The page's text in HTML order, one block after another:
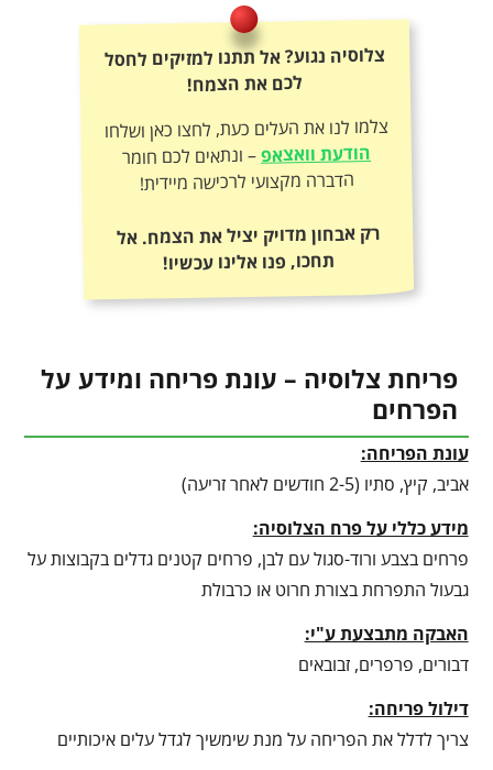
צלוסיה נגוע? אל תתנו למזיקים לחסל
לכם את הצמח!
צלמו לנו את העלים כעת, לחצו כאן ושלחו
הודעת וואצאפ– ונתאים לכם חומר
הדברה מקצועי לרכישה מיידית!
רק אבחון מדויק יציל את הצמח. אל
תחכו, פנו אלינו עכשיו!
פריחת צלוסיה – עונת פריחה ומידע על
הפרחים
עונת הפריחה:
אביב, קיץ, סתיו (2-5 חודשים לאחר זריעה)
מידע כללי על פרח הצלוסיה:
פרחים בצבע ורוד-סגול עם לבן, פרחים קטנים גדלים בקבוצות על
גבעול התפרחת בצורת חרוט או כרבולת
האבקה מתבצעת ע"י:
דבורים, פרפרים, זבובאים
דילול פריחה:
צריך לדלל את הפריחה על מנת שימשיך לגדל עלים איכותיים